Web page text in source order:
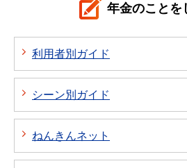
年金のことを
利用者別ガイド
シーン別ガイド
ねんきんネット